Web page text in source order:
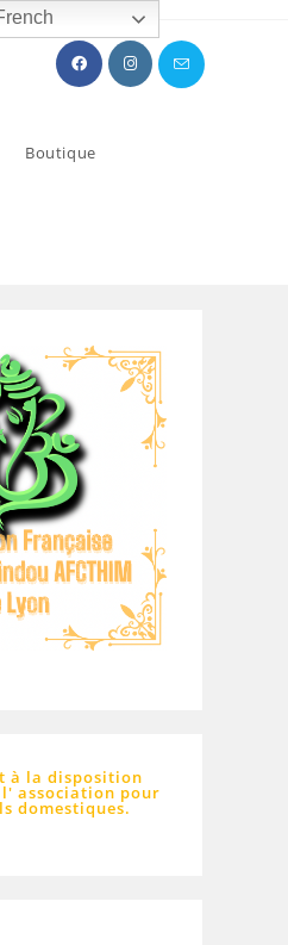
Boutique
à la disposition
l' association pour
domestiques.